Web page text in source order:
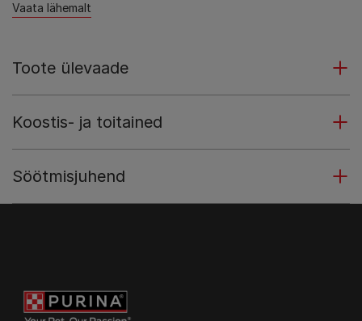
Vaata lähemalt
Toote ülevaade
Koostis- ja toitained
Söötmisjuhend